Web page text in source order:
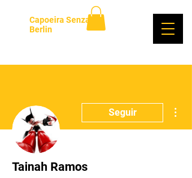
Capoeira Senzala
Berlin
Seguir
Tainah Ramos